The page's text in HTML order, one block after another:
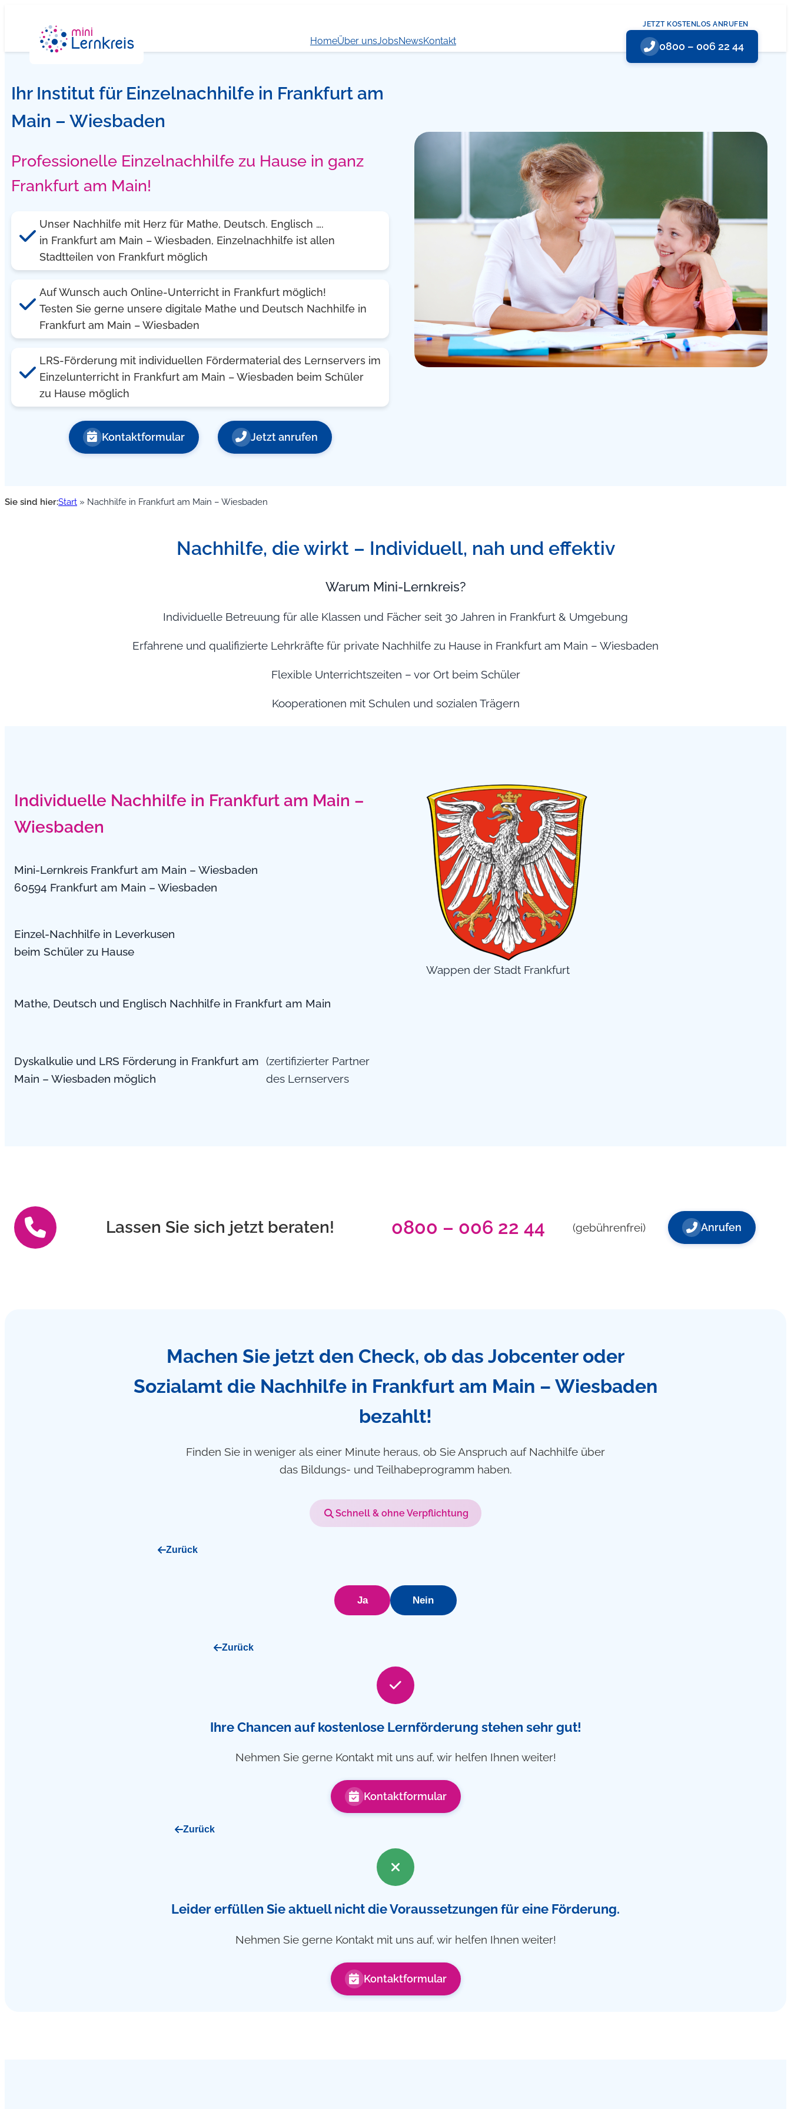
springen
HomeÜber unsJobsNewsKontakt
JETZT KOSTENLOS ANRUFEN
0800 – 006 22 44
Ihr Institut für Einzelnachhilfe in Frankfurt am
Main – Wiesbaden
Professionelle Einzelnachhilfe zu Hause in ganz
Frankfurt am Main!
Unser Nachhilfe mit Herz für Mathe, Deutsch. Englisch ….
in Frankfurt am Main – Wiesbaden, Einzelnachhilfe ist allen
Stadtteilen von Frankfurt möglich
Auf Wunsch auch Online-Unterricht in Frankfurt möglich!
Testen Sie gerne unsere digitale Mathe und Deutsch Nachhilfe in
Frankfurt am Main – Wiesbaden
LRS-Förderung mit individuellen Fördermaterial des Lernservers im
Einzelunterricht in Frankfurt am Main – Wiesbaden beim Schüler
zu Hause möglich
Kontaktformular Jetzt anrufen
Sie sind hier:Start » Nachhilfe in Frankfurt am Main – Wiesbaden
Nachhilfe, die wirkt – Individuell, nah und effektiv
Warum Mini-Lernkreis?
Individuelle Betreuung für alle Klassen und Fächer seit 30 Jahren in Frankfurt & Umgebung
Erfahrene und qualifizierte Lehrkräfte für private Nachhilfe zu Hause in Frankfurt am Main – Wiesbaden
Flexible Unterrichtszeiten – vor Ort beim Schüler
Kooperationen mit Schulen und sozialen Trägern
Individuelle Nachhilfe in Frankfurt am Main –
Wiesbaden
Mini-Lernkreis Frankfurt am Main – Wiesbaden
60594 Frankfurt am Main – Wiesbaden
Einzel-Nachhilfe in Leverkusen
beim Schüler zu Hause
Mathe, Deutsch und Englisch Nachhilfe in Frankfurt am Main
Dyskalkulie und LRS Förderung in Frankfurt am
Main – Wiesbaden möglich
(zertifizierter Partner
des Lernservers
Wappen der Stadt Frankfurt
Lassen Sie sich jetzt beraten! 0800 – 006 22 44 (gebührenfrei) Anrufen
Machen Sie jetzt den Check, ob das Jobcenter oder
Sozialamt die Nachhilfe in Frankfurt am Main – Wiesbaden
bezahlt!
Finden Sie in weniger als einer Minute heraus, ob Sie Anspruch auf Nachhilfe über
das Bildungs- und Teilhabeprogramm haben.
Schnell & ohne Verpflichtung
Zurück
Ja Nein
Zurück
Ihre Chancen auf kostenlose Lernförderung stehen sehr gut!
Nehmen Sie gerne Kontakt mit uns auf, wir helfen Ihnen weiter!
Kontaktformular
Zurück
Leider erfüllen Sie aktuell nicht die Voraussetzungen für eine Förderung.
Nehmen Sie gerne Kontakt mit uns auf, wir helfen Ihnen weiter!
Kontaktformular